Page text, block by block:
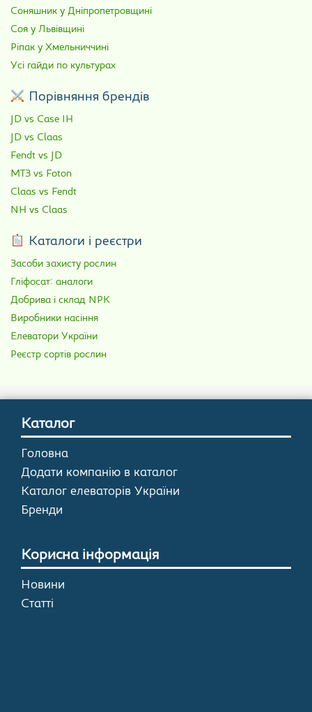
Соняшник у Дніпропетровщині
Соя у Львівщині
Ріпак у Хмельниччині
Усі гайди по культурах
Порівняння брендів
JD vs Case IH
JD vs Claas
Fendt vs JD
МТЗ vs Foton
Claas vs Fendt
NH vs Claas
Каталоги і реєстри
Засоби захисту рослин
Гліфосат: аналоги
Добрива і склад NPK
Виробники насіння
Елеватори України
Реєстр сортів рослин
Каталог
Головна
Додати компанію в каталог
Каталог елеваторів України
Бренди
Корисна інформація
Новини
Статті